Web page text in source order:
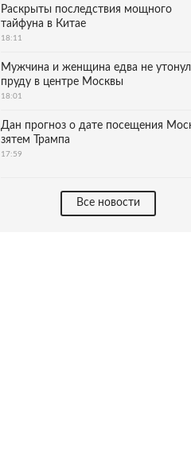
Раскрыты последствия мощного
тайфуна в Китае
18:11
Мужчина и женщина едва не
пруду в центре Москвы
18:01
Дан прогноз о дате посещения
зятем Трампа
17:59
Все новости